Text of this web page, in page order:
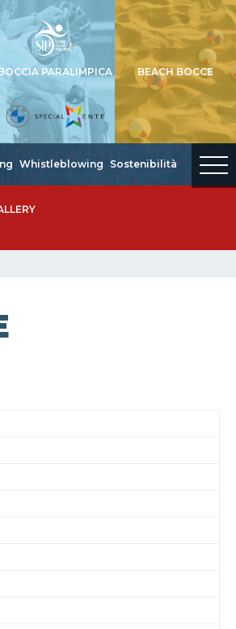
PARALIMPICA BEACH BOCCE
Whistleblowing Sostenibilità